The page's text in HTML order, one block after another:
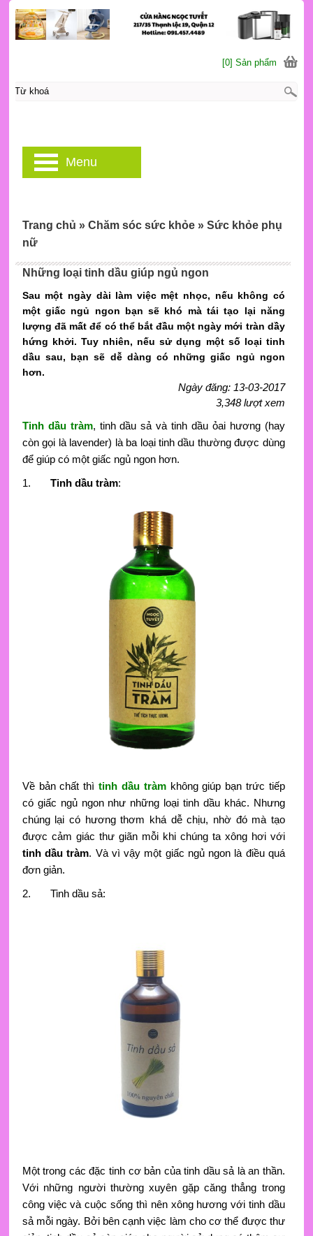
Những loại tinh dầu giúp ngủ ngon
Sau một ngày dài làm việc mệt nhọc, nếu không có
một giấc ngủ ngon bạn sẽ khó mà tái tạo lại năng
lượng đã mất để có thể bắt đầu một ngày mới tràn dầy
hứng khởi. Tuy nhiên, nếu sử dụng một số loại tinh
dầu sau, bạn sẽ dễ dàng có những giấc ngủ ngon
hơn.
Ngày đăng: 13-03-2017
3,348 lượt xem
Tinh dầu tràm, tinh dầu sả và tinh dầu ỏai hương (hay
còn gọi là lavender) là ba loại tinh dầu thường được dùng
để giúp có một giấc ngủ ngon hơn.
1. Tinh dầu tràm:
Về bản chất thìtinh dầu tràmkhông giúp bạn trức tiếp
có giấc ngủ ngon như những loại tinh dầu khác. Nhưng
chúng lại có hương thơm khá dễ chịu, nhờ đó mà tạo
được cảm giác thư giãn mỗi khi chúng ta xông hơi với
tinh dầu tràm. Và vì vậy một giấc ngủ ngon là điều quá
đơn giản.
2. Tinh dầu sả:
Một trong các đặc tinh cơ bản của tinh dầu sả là an thần.
Với những người thường xuyên gặp căng thẳng trong
công việc và cuộc sống thì nên xông hương với tinh dầu
sả mỗi ngày. Bởi bên cạnh việc làm cho cơ thể được thư
Trang chủ » Chăm sóc sức khỏe » Sức khỏe phụ
nữ
[0] Sản phẩm
Menu